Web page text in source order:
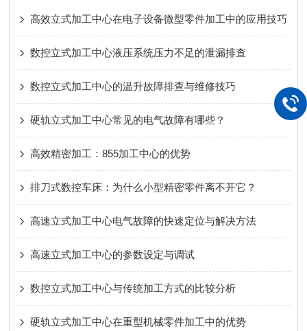
高效立式加工中心在电子设备微型零件加工中的应用技巧
数控立式加工中心液压系统压力不足的泄漏排查
数控立式加工中心的温升故障排查与维修技巧
硬轨立式加工中心常见的电气故障有哪些？
高效精密加工：855加工中心的优势
排刀式数控车床：为什么小型精密零件离不开它？
高速立式加工中心电气故障的快速定位与解决方法
高速立式加工中心的参数设定与调试
数控立式加工中心与传统加工方式的比较分析
硬轨立式加工中心在重型机械零件加工中的优势